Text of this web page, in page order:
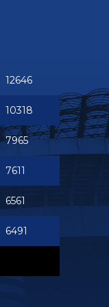
12646
10318
7965
7611
6561
6491